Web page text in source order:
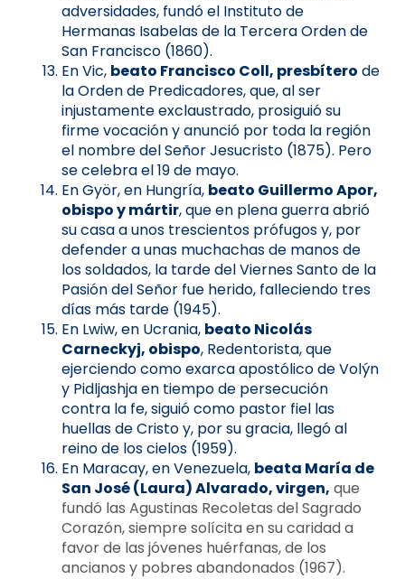
adversidades, fundó el Instituto de
Hermanas Isabelas de la Tercera Orden de
San Francisco (1860).
En Vic, beato Francisco Coll, presbítero de
la Orden de Predicadores, que, al ser
injustamente exclaustrado, prosiguió su
firme vocación y anunció por toda la región
el nombre del Señor Jesucristo (1875). Pero
se celebra el 19 de mayo.
En Györ, en Hungría, beato Guillermo Apor,
obispo y mártir, que en plena guerra abrió
su casa a unos trescientos prófugos y, por
defender a unas muchachas de manos de
los soldados, la tarde del Viernes Santo de la
Pasión del Señor fue herido, falleciendo tres
días más tarde (1945).
En Lwiw, en Ucrania, beato Nicolás
Carneckyj, obispo, Redentorista, que
ejerciendo como exarca apostólico de Volýn
y Pidljashja en tiempo de persecución
contra la fe, siguió como pastor fiel las
huellas de Cristo y, por su gracia, llegó al
reino de los cielos (1959).
En Maracay, en Venezuela, beata María de
San José (Laura) Alvarado, virgen, que
fundó las Agustinas Recoletas del Sagrado
Corazón, siempre solícita en su caridad a
favor de las jóvenes huérfanas, de los
ancianos y pobres abandonados (1967).